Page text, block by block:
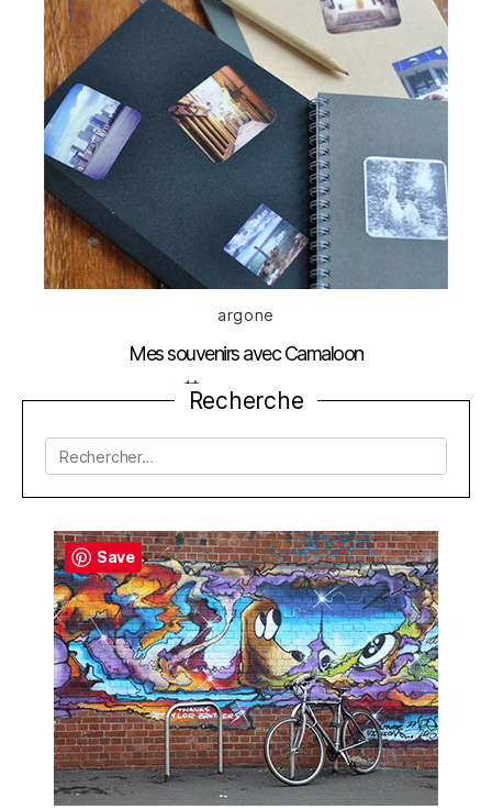
Catégories
argone
Mes souvenirs avec Camaloon
Date
de
30 octobre 2013
Recherche
Rechercher :
Save